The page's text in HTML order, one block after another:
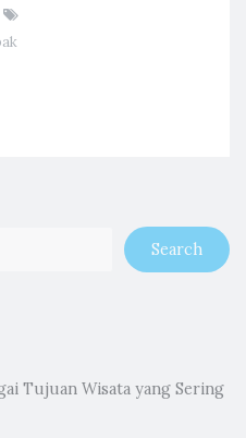
Search
Tujuan Wisata yang Sering